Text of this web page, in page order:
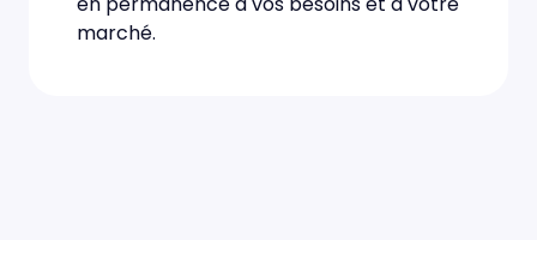
marché.